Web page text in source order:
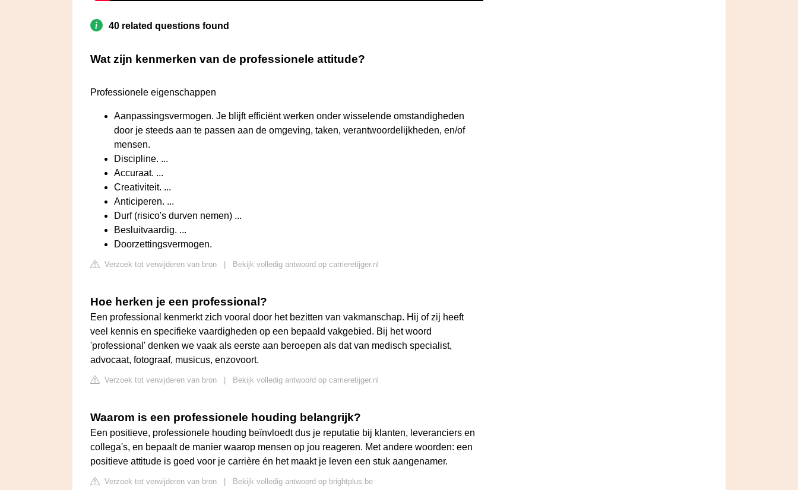
40 related questions found
Wat zijn kenmerken van de professionele attitude?
Professionele eigenschappen
Aanpassingsvermogen. Je blijft efficiënt werken onder wisselende omstandigheden
door je steeds aan te passen aan de omgeving, taken, verantwoordelijkheden, en/of
mensen.
Discipline. ...
Accuraat. ...
Creativiteit. ...
Anticiperen. ...
Durf (risico's durven nemen) ...
Besluitvaardig. ...
Doorzettingsvermogen.
Verzoek tot verwijderen van bron Bekijk volledig antwoord op carrieretijger.nl
Hoe herken je een professional?
Een professional kenmerkt zich vooral door het bezitten van vakmanschap. Hij of zij heeft
veel kennis en specifieke vaardigheden op een bepaald vakgebied. Bij het woord
'professional' denken we vaak als eerste aan beroepen als dat van medisch specialist,
advocaat, fotograaf, musicus, enzovoort.
Verzoek tot verwijderen van bron Bekijk volledig antwoord op carrieretijger.nl
Waarom is een professionele houding belangrijk?
Een positieve, professionele houding beïnvloedt dus je reputatie bij klanten, leveranciers en
collega's, en bepaalt de manier waarop mensen op jou reageren. Met andere woorden: een
positieve attitude is goed voor je carrière én het maakt je leven een stuk aangenamer.
Verzoek tot verwijderen van bron Bekijk volledig antwoord op brightplus.be